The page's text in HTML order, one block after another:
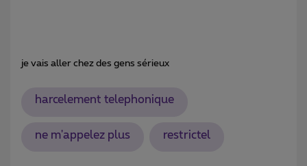
je vais aller chez des gens sérieux
harcelement telephonique
ne m'appelez plus restrictel